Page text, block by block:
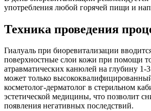
употребления любой горячей пищи и
Техника проведения
Гиалуаль при биоревитализации
поверхностные слои кожи при помощи
атравматических канюлей на глубину 1-
может только
косметолог-дерматолог в стерильном
эстетической медицины, что позволит
появления негативных последствий.